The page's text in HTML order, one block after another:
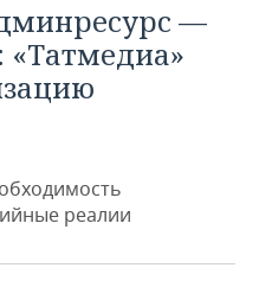
—
«Татмедиа»
реалии